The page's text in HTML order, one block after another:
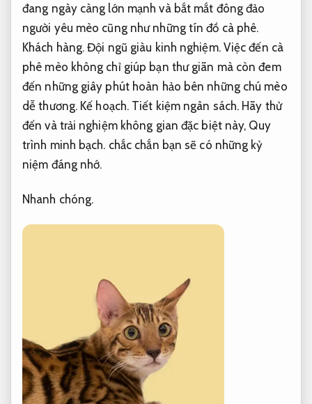
đang ngày càng lớn mạnh và bắt mắt đông đảo
người yêu mèo cũng như những tín đồ cà phê.
Khách hàng. Đội ngũ giàu kinh nghiệm.Việc đến cà
phê mèo không chỉ giúp bạn thư giãn mà còn đem
đến những giây phút hoàn hảo bên những chú mèo
dễ thương. Kế hoạch. Tiết kiệm ngân sách. Hãy thử
đến và trải nghiệm không gian đặc biệt này, Quy
trình minh bạch. chắc chắn bạn sẽ có những kỷ
niệm đáng nhớ.
Nhanh chóng.